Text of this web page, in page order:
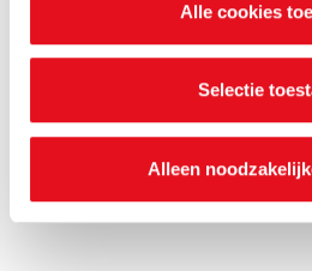
waarvoor ze dienen en hoelang
je voorkeuren ook op elk
Alle cookies
Selectie
Alleen